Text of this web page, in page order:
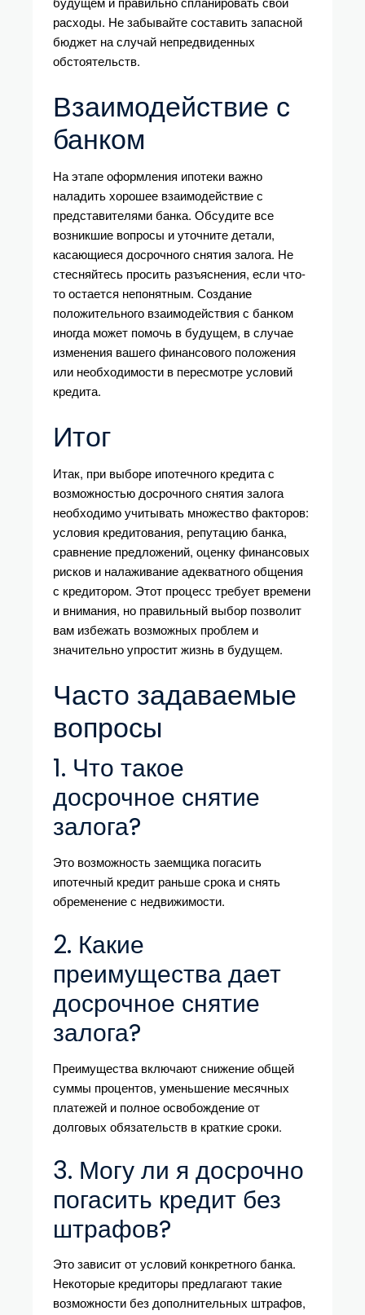
расходы. Не забывайте составить запасной
бюджет на случай непредвиденных
обстоятельств.
Взаимодействие с
банком
На этапе оформления ипотеки важно
наладить хорошее взаимодействие с
представителями банка. Обсудите все
возникшие вопросы и уточните детали,
касающиеся досрочного снятия залога. Не
стесняйтесь просить разъяснения, если что-
то остается непонятным. Создание
положительного взаимодействия с банком
иногда может помочь в будущем, в случае
изменения вашего финансового положения
или необходимости в пересмотре условий
кредита.
Итог
Итак, при выборе ипотечного кредита с
возможностью досрочного снятия залога
необходимо учитывать множество факторов:
условия кредитования, репутацию банка,
сравнение предложений, оценку финансовых
рисков и налаживание адекватного общения
с кредитором. Этот процесс требует времени
и внимания, но правильный выбор позволит
вам избежать возможных проблем и
значительно упростит жизнь в будущем.
Часто задаваемые
вопросы
1. Что такое
досрочное снятие
залога?
Это возможность заемщика погасить
ипотечный кредит раньше срока и снять
обременение с недвижимости.
2. Какие
преимущества дает
досрочное снятие
залога?
Преимущества включают снижение общей
суммы процентов, уменьшение месячных
платежей и полное освобождение от
долговых обязательств в краткие сроки.
3. Могу ли я досрочно
погасить кредит без
штрафов?
Это зависит от условий конкретного банка.
Некоторые кредиторы предлагают такие
возможности без дополнительных штрафов,